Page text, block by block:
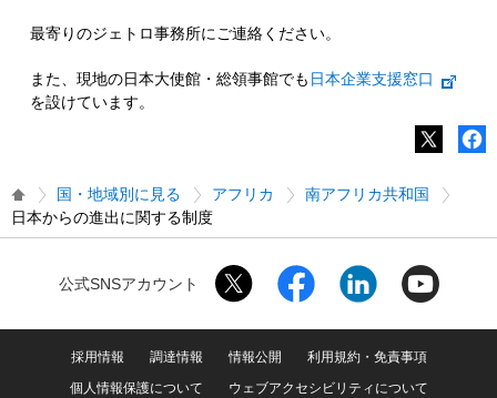
最寄りのジェトロ事務所にご連絡ください。
また、現地の日本大使館・総領事館でも 日本企業支援窓口
を設けています。
国・地域別に見る アフリカ
南アフリカ共和国
日本からの進出に関する制度
公式SNSアカウント
採用情報 調達情報 情報公開
利用規約・免責事項
個人情報保護について
ウェブアクセシビリティについて